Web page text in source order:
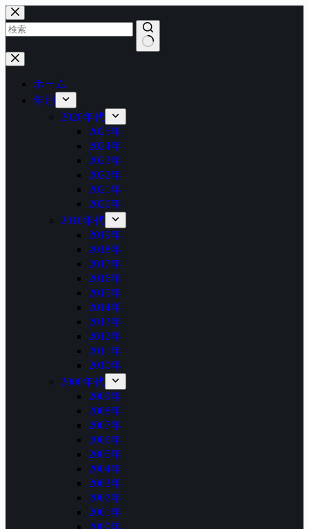
コ
ン
テ
ン
ツ
結
ホーム
年別
2020年代
2025年
2024年
2023年
2022年
2021年
2020年
2010年代
2019年
2018年
2017年
2016年
2015年
2014年
2013年
2012年
2011年
2010年
2000年代
2009年
2008年
2007年
2006年
2005年
2004年
2003年
2002年
2001年
2000年